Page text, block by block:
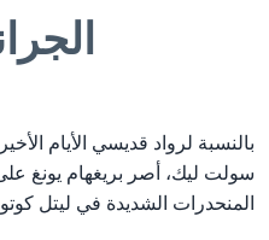
بالنسبة لرواد قديسي الأيام
سولت ليك، أصر بريغهام يونغ
المنحدرات الشديدة في ليتل